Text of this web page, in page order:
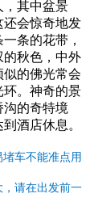
，其中盆景
还会惊奇地发
条的花带，
的秋色，中外
的佛光常会
环。神奇的景
的奇特境
酒店休息。
车不能准点用
，请在出发前一